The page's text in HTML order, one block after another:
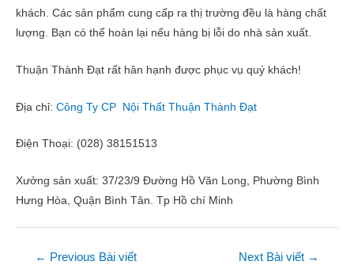
khách. Các sản phẩm cung cấp ra thị trường đều là hàng chất
lượng. Bạn có thể hoàn lại nếu hàng bị lỗi do nhà sản xuất.
Thuận Thành Đạt rất hân hạnh được phục vụ quý khách!
Địa chỉ: Công Ty CP Nội Thất Thuận Thành Đạt
Điện Thoại: (028) 38151513
Xưởng sản xuất: 37/23/9 Đường Hồ Văn Long, Phường Bình
Hưng Hòa, Quận Bình Tân. Tp Hồ chí Minh
← Previous Bài viết Next Bài viết →